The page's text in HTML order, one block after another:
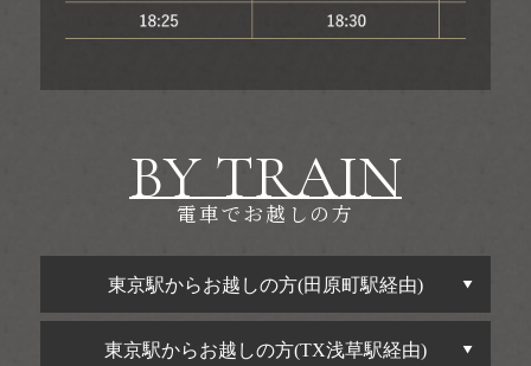
BY TRAIN
電車でお越しの方
東京駅からお越しの方(田原町駅経由)
東京駅からお越しの方(TX浅草駅経由)